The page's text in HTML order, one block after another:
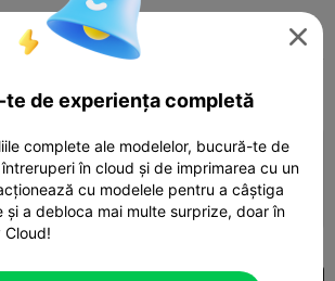
Adaugă Household  Tools & Spare Parts
configurația de imprimare
Câștigă mai multe puncte

te de experiența completă
complete ale modelelor, bucură-te de
în cloud și de imprimarea cu un
cu modelele pentru a câștiga
și a debloca mai multe surprize, doar în
Cloud!